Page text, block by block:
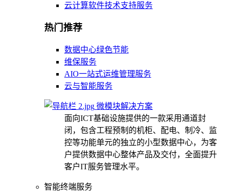
云计算软件技术支持服务
热门推荐
数据中心绿色节能
维保服务
AIO一站式运维管理服务
云与智能服务
微模块解决方案
面向ICT基础设施提供的一款采用通道封
闭，包含工程预制的机柜、配电、制冷、监
控等功能单元的独立的小型数据中心，为客
户提供数据中心整体产品及交付，全面提升
客户IT服务管理水平。
智能终端服务